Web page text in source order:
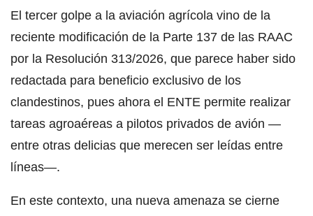
El tercer golpe a la aviación agrícola vino de la
reciente modificación de la Parte 137 de las RAAC
por la Resolución 313/2026, que parece haber sido
redactada para beneficio exclusivo de los
clandestinos, pues ahora el ENTE permite realizar
tareas agroaéreas a pilotos privados de avión —
entre otras delicias que merecen ser leídas entre
líneas—.
En este contexto, una nueva amenaza se cierne